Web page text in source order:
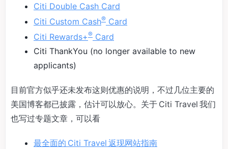
Citi Double Cash Card
Citi Custom Cash® Card
Citi Rewards+® Card
Citi ThankYou (no longer available to new
applicants)
目前官方似乎还未发布这则优惠的说明，不过几位主要的
美国博客都已披露，估计可以放心。关于 Citi Travel 我们
也写过专题文章，可以看
最全面的 Citi Travel 返现网站指南